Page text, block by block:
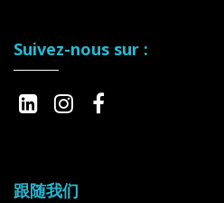
Suivez-nous sur :
跟随我们